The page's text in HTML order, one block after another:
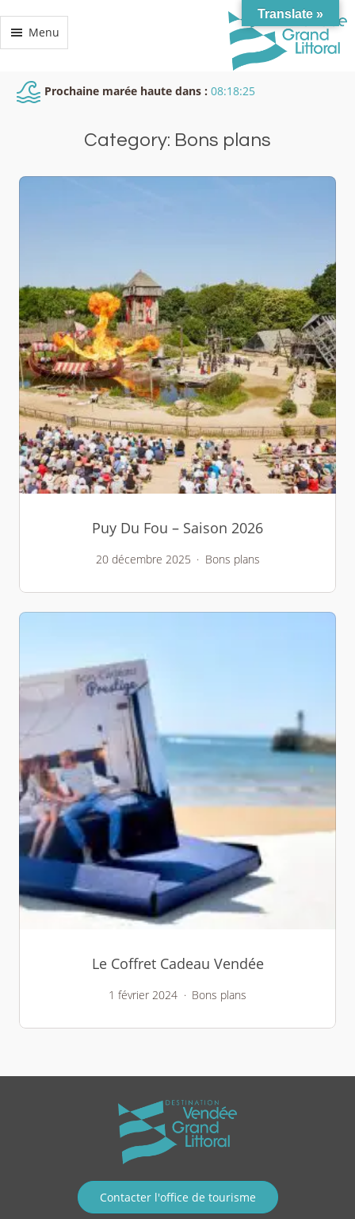
Menu
Prochaine marée haute dans : 08:18:24
Category: Bons plans
Puy Du Fou – Saison 2026
20 décembre 2025 Bons plans
Le Coffret Cadeau Vendée
1 février 2024 Bons plans
Contacter l'office de tourisme
Translate »